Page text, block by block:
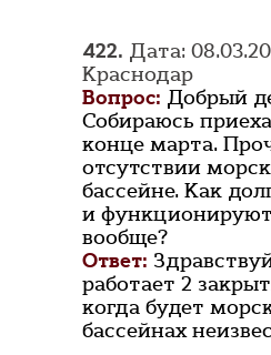
422. Дата:
Краснодар
Вопрос: Добрый
Собираюсь
конце марта.
отсутствии
бассейне. Как
и
вообще?
Ответ:
работает 2
когда будет
бассейнах